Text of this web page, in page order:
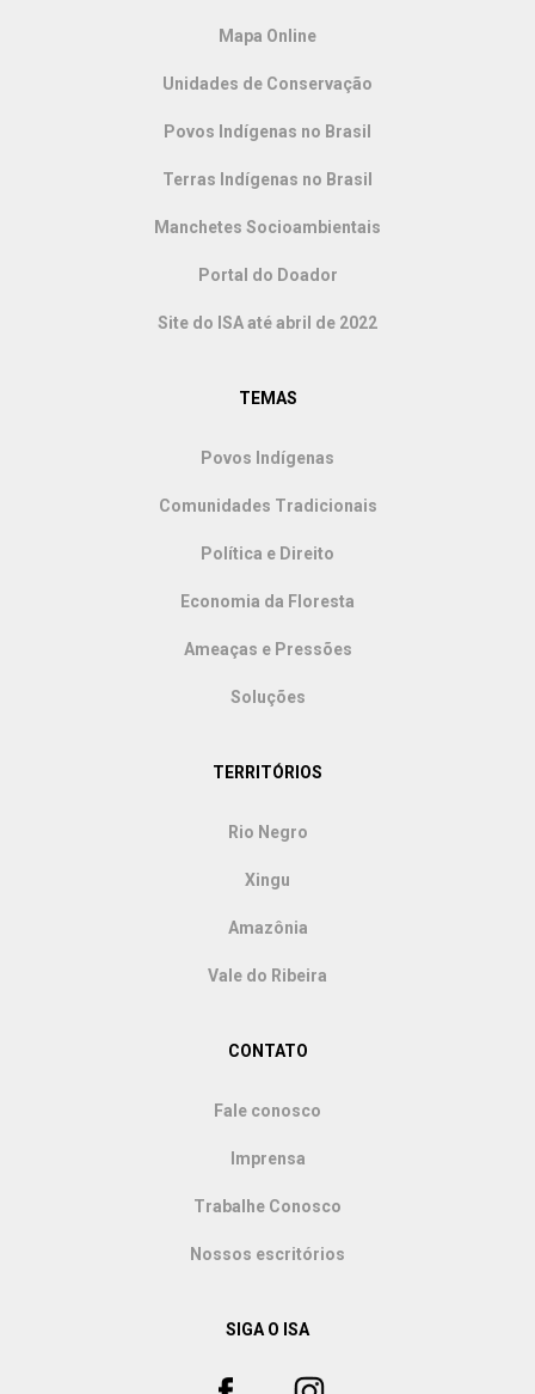
Mapa Online
Unidades de Conservação
Povos Indígenas no Brasil
Terras Indígenas no Brasil
Manchetes Socioambientais
Portal do Doador
Site do ISA até abril de 2022
TEMAS
Povos Indígenas
Comunidades Tradicionais
Política e Direito
Economia da Floresta
Ameaças e Pressões
Soluções
TERRITÓRIOS
Rio Negro
Xingu
Amazônia
Vale do Ribeira
CONTATO
Fale conosco
Imprensa
Trabalhe Conosco
Nossos escritórios
SIGA O ISA